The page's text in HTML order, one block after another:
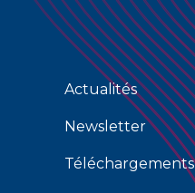
Actualités
Newsletter
Téléchargements